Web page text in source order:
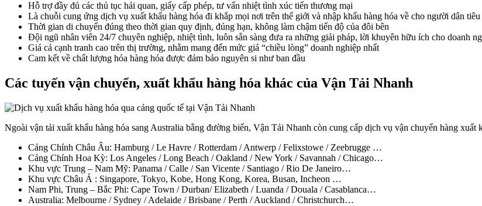
Hỗ trợ đầy đủ các thủ tục hải quan, giấy cấp phép, tư vấn nhiệt tình xúc tiến thương mại
Là chuỗi cung ứng dịch vụ xuất khẩu hàng hóa đi khắp mọi nơi trên thế giới và nhập khẩu hàng hóa về cho người dân
Thời gian di chuyển đúng theo thời gian quy định, đúng hạn, không làm chậm tiến độ của đôi bên
Đội ngũ nhân viên 24/7 chuyên nghiệp, nhiệt tình, luôn sẵn sàng đưa ra những giải pháp, lời khuyên hữu ích cho doanh
Giá cả cạnh tranh cao trên thị trường, nhằm mang đến mức giá “chiều lòng” doanh nghiệp nhất
Cam kết về chất lượng hóa hàng hóa được đảm bảo nguyên si như ban đầu
Các tuyến vận chuyển, xuất khẩu hàng hóa khác của Vận Tải Nhanh
Ngoài vận tải xuất khẩu hàng hóa sang Australia bằng đường biển, Vận Tải Nhanh còn cung cấp dịch vụ vận chuyển hàng
Cảng Chính Châu Âu: Hamburg / Le Havre / Rotterdam / Antwerp / Felixstowe / Zeebrugge …
Cảng Chính Hoa Kỳ: Los Angeles / Long Beach / Oakland / New York / Savannah / Chicago…
Khu vực Trung – Nam Mỹ: Panama / Calle / San Vicente / Santiago / Rio De Janeiro…
Khu vực Châu Á : Singapore, Tokyo, Kobe, Hong Kong, Korea, Busan, Incheon …
Nam Phi, Trung – Bắc Phi: Cape Town / Durban/ Elizabeth / Luanda / Douala / Casablanca…
Australia: Melbourne / Sydney / Adelaide / Brisbane / Perth / Auckland / Christchurch…